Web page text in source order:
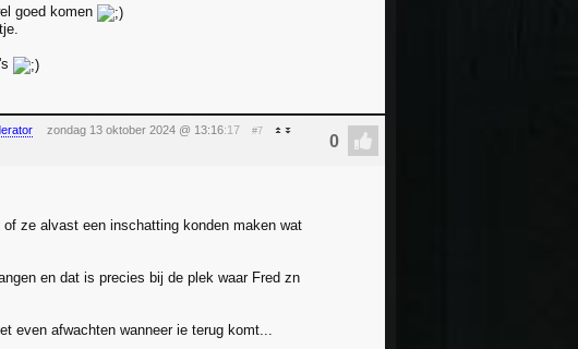
goed komen
zondag 13 oktober 2024 @ 13:16:17 #7
ze alvast een inschatting konden maken wat
en dat is precies bij de plek waar Fred zn
even afwachten wanneer ie terug komt...